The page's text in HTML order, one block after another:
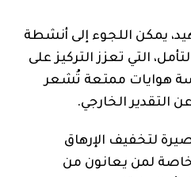
يمكن اللجوء إلى أنشطة
التي تعزز التركيز على
هوايات ممتعة تُشعر
التقدير الخارجي.
لتخفيف الإرهاق
خاصة لمن يعانون من